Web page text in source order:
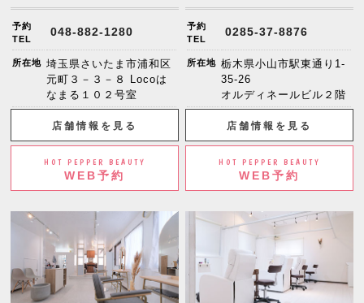
予約
TEL
048-882-1280
所在地 埼玉県さいたま市浦和区
元町３－３－８ Locoは
なまる１０２号室
店舗情報を見る
HOT PEPPER BEAUTY
WEB予約
予約
TEL
0285-37-8876
所在地 栃木県小山市駅東通り1-
35-26
オルディネールビル２階
店舗情報を見る
HOT PEPPER BEAUTY
WEB予約